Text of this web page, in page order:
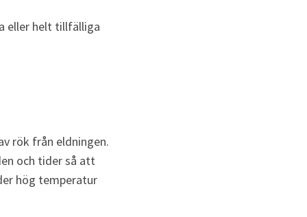
eller helt tillfälliga
rök från eldningen.
och tider så att
hög temperatur